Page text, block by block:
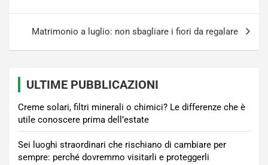
Matrimonio a luglio: non sbagliare i fiori da regalare
ULTIME PUBBLICAZIONI
Creme solari, filtri minerali o chimici? Le differenze che è
utile conoscere prima dell’estate
Sei luoghi straordinari che rischiano di cambiare per
sempre: perché dovremmo visitarli e proteggerli